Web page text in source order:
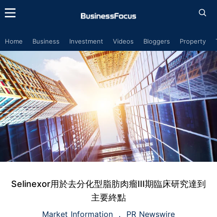
Home Business Investment Videos Bloggers Property
Selinexor用於去分化型脂肪肉瘤III期臨床研究達到
主要終點
Market Information PR Newswire